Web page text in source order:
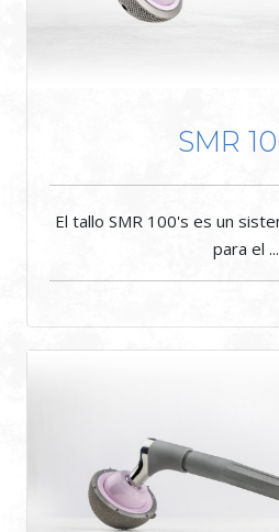
SMR
El tallo SMR 100's es un
para el ...